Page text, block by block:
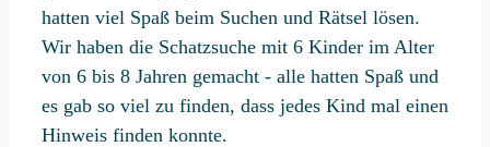
hatten viel Spaß beim Suchen und Rätsel lösen.
Wir haben die Schatzsuche mit 6 Kinder im Alter
von 6 bis 8 Jahren gemacht - alle hatten Spaß und
es gab so viel zu finden, dass jedes Kind mal einen
Hinweis finden konnte.